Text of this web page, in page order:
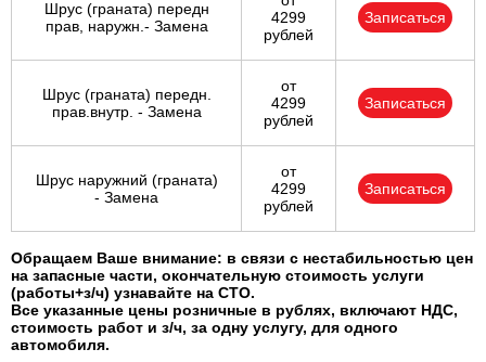
Шрус (граната) передн
прав, наружн.- Замена
4299
рублей
Записаться
Шрус (граната) передн.
прав.внутр. - Замена
от
4299
рублей
Записаться
Шрус наружний (граната)
- Замена
от
4299
рублей
Записаться
Обращаем Ваше внимание: в связи с нестабильностью цен
на запасные части, окончательную стоимость услуги
(работы+з/ч) узнавайте на СТО.
Все указанные цены розничные в рублях, включают НДС,
стоимость работ и з/ч, за одну услугу, для одного
автомобиля.